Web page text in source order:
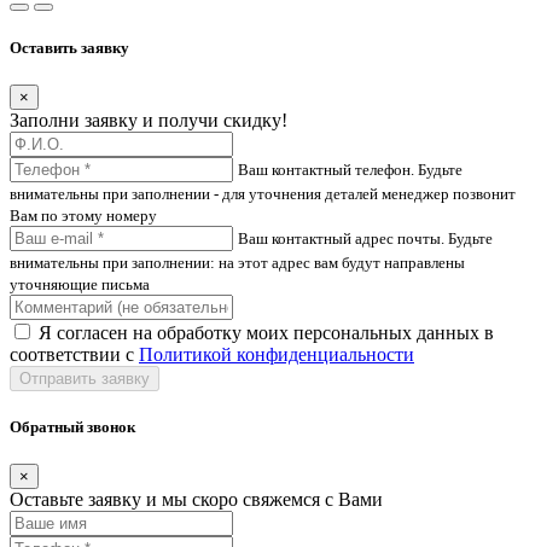
Оставить заявку
×
Заполни заявку и получи скидку!
Ваш контактный телефон. Будьте
внимательны при заполнении - для уточнения деталей менеджер позвонит
Вам по этому номеру
Ваш контактный адрес почты. Будьте
внимательны при заполнении: на этот адрес вам будут направлены
уточняющие письма
Я согласен на обработку моих персональных данных в
соответствии с Политикой конфиденциальности
Отправить заявку
Обратный звонок
×
Оставьте заявку и мы скоро свяжемся с Вами